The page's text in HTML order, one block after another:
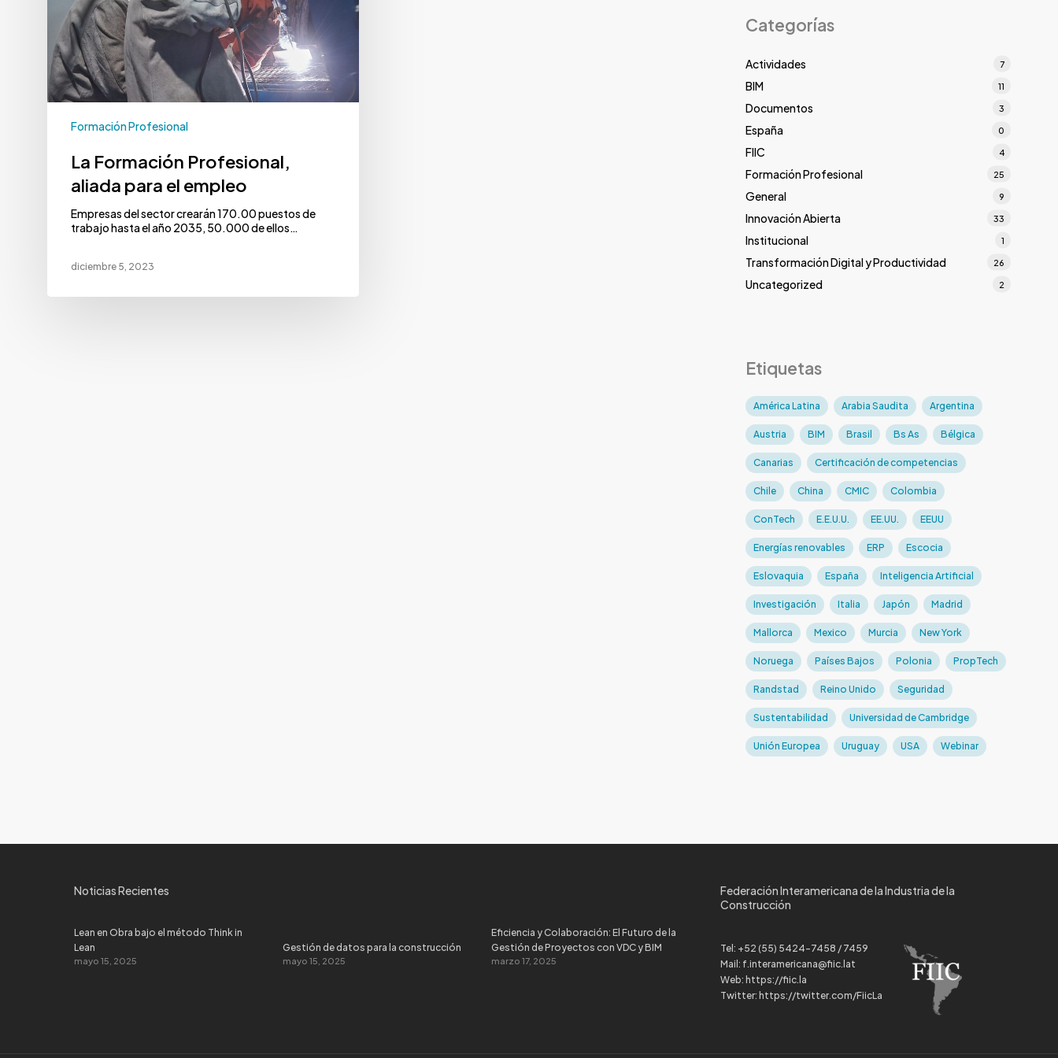
Formación Profesional
La Formación Profesional,
aliada para el empleo
Empresas del sector crearán 170.00 puestos de
trabajo hasta el año 2035, 50.000 de ellos…
diciembre 5, 2023
Categorías
Actividades 7
BIM 11
Documentos 3
España 0
FIIC 4
Formación Profesional 25
General 9
Innovación Abierta 33
Institucional 1
Transformación Digital y Productividad 26
Uncategorized 2
Etiquetas
América Latina Arabia Saudita Argentina
Austria BIM Brasil Bs As Bélgica
Canarias Certificación de competencias
Chile China CMIC Colombia
ConTech E.E.U.U. EE.UU. EEUU
Energías renovables ERP Escocia
Eslovaquia España Inteligencia Artificial
Investigación Italia Japón Madrid
Mallorca Mexico Murcia New York
Noruega Países Bajos Polonia PropTech
Randstad Reino Unido Seguridad
Sustentabilidad Universidad de Cambridge
Unión Europea Uruguay USA Webinar
Noticias Recientes
Lean en Obra bajo el método Think in
Lean
mayo 15, 2025
Gestión de datos para la construcción
mayo 15, 2025
Eficiencia y Colaboración: El Futuro de la
Gestión de Proyectos con VDC y BIM
marzo 17, 2025
Federación Interamericana de la Industria de la
Construcción
Tel: +52 (55) 5424-7458 / 7459
Mail: f.interamericana@fiic.lat
Web: https://fiic.la
Twitter: https://twitter.com/FiicLa